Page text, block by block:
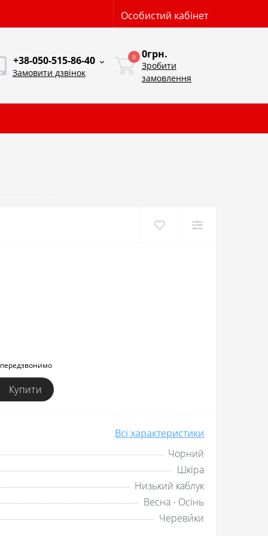
Особистий кабінет
+38-050-515-86-40
Замовити дзвінок
0 0грн.
Зробити
замовлення
Купити
Всі характеристики
Чорний
Шкіра
Низький каблук
Весна - Осінь
Череви́ки